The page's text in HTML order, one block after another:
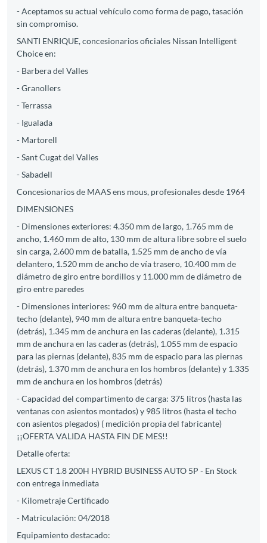
- Aceptamos su actual vehículo como forma de pago, tasación
sin compromiso.
SANTI ENRIQUE, concesionarios oficiales Nissan Intelligent
Choice en:
- Barbera del Valles
- Granollers
- Terrassa
- Igualada
- Martorell
- Sant Cugat del Valles
- Sabadell
Concesionarios de MAAS ens mous, profesionales desde 1964
DIMENSIONES
- Dimensiones exteriores: 4.350 mm de largo, 1.765 mm de
ancho, 1.460 mm de alto, 130 mm de altura libre sobre el suelo
sin carga, 2.600 mm de batalla, 1.525 mm de ancho de vía
delantero, 1.520 mm de ancho de vía trasero, 10.400 mm de
diámetro de giro entre bordillos y 11.000 mm de diámetro de
giro entre paredes
- Dimensiones interiores: 960 mm de altura entre banqueta-
techo (delante), 940 mm de altura entre banqueta-techo
(detrás), 1.345 mm de anchura en las caderas (delante), 1.315
mm de anchura en las caderas (detrás), 1.055 mm de espacio
para las piernas (delante), 835 mm de espacio para las piernas
(detrás), 1.370 mm de anchura en los hombros (delante) y 1.335
mm de anchura en los hombros (detrás)
- Capacidad del compartimento de carga: 375 litros (hasta las
ventanas con asientos montados) y 985 litros (hasta el techo
con asientos plegados) ( medición propia del fabricante)
¡¡OFERTA VALIDA HASTA FIN DE MES!!
Detalle oferta:
LEXUS CT 1.8 200H HYBRID BUSINESS AUTO 5P - En Stock
con entrega inmediata
- Kilometraje Certificado
- Matriculación: 04/2018
Equipamiento destacado: